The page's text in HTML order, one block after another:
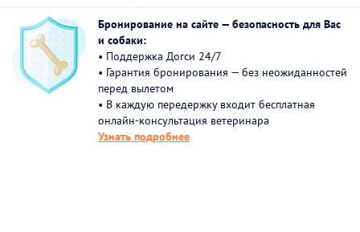
Бронирование на сайте — безопасность для Вас
и собаки:
• Поддержка Догси 24/7
• Гарантия бронирования — без неожиданностей
перед вылетом
• В каждую передержку входит бесплатная
онлайн-консультация ветеринара
Узнать подробнее